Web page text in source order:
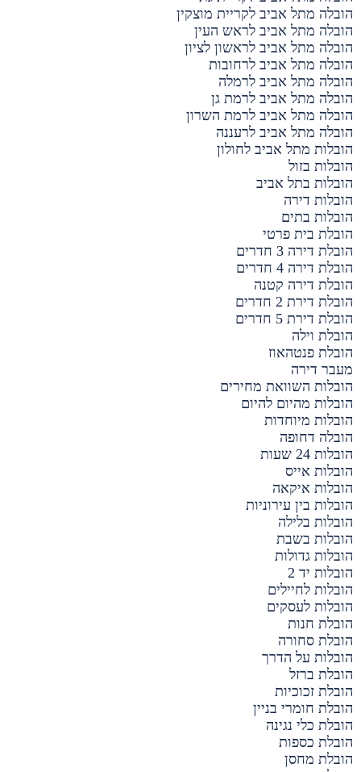
הובלה מתל אביב לקריית מוצקין
הובלה מתל אביב לראש העין
הובלה מתל אביב לראשון לציון
הובלה מתל אביב לרחובות
הובלה מתל אביב לרמלה
הובלה מתל אביב לרמת גן
הובלה מתל אביב לרמת השרון
הובלה מתל אביב לרעננה
הובלות מתל אביב לחולון
הובלות בזול
הובלות בתל אביב
הובלות דירה
הובלות בתים
הובלת בית פרטי
הובלת דירה 3 חדרים
הובלת דירה 4 חדרים
הובלת דירה קטנה
הובלת דירת 2 חדרים
הובלת דירת 5 חדרים
הובלת וילה
הובלת פנטהאוז
מעבר דירה
הובלות השוואת מחירים
הובלות מהיום להיום
הובלות מיוחדות
הובלה דחופה
הובלות 24 שעות
הובלות אייס
הובלות איקאה
הובלות בין עירוניות
הובלות בלילה
הובלות בשבת
הובלות גדולות
הובלות יד 2
הובלות לחיילים
הובלות לעסקים
הובלת חנות
הובלת סחורה
הובלות על הדרך
הובלת ברזל
הובלת זכוכיות
הובלת חומרי בניין
הובלת כלי נגינה
הובלת כספות
הובלת מחסן